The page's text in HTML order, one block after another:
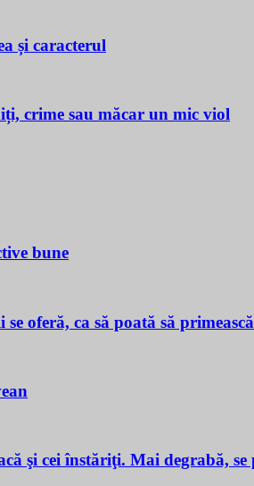
și caracterul
crime sau măcar un mic viol
bune
oferă, ca să poată să
şi cei înstăriţi. Mai degrabă,